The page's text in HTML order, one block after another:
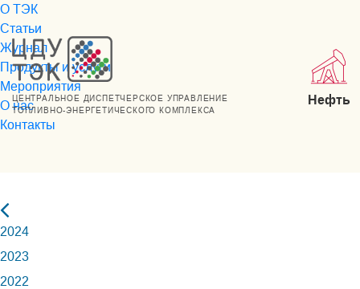
ЦЕНТРАЛЬНОЕ ДИСПЕТЧЕРСКОЕ УПРАВЛЕНИЕ
ТОПЛИВНО-ЭНЕРГЕТИЧЕСКОГО КОМПЛЕКСА
Нефть
О ТЭК
Статьи
Журнал
Продукты и услуги
Мероприятия
О нас
Контакты
2024
2023
2022